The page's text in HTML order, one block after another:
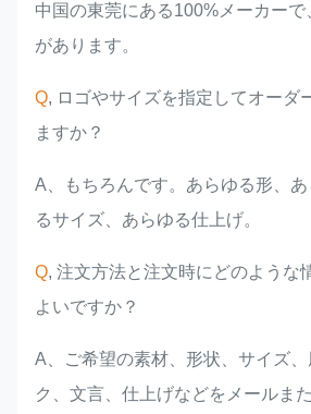
中国の東莞にある100%メーカー
があります。
Q, ロゴやサイズを指定してオーダ
ますか？
A、もちろんです。あらゆる形、
るサイズ、あらゆる仕上げ。
Q, 注文方法と注文時にどのような
よいですか？
A、ご希望の素材、形状、サイズ
ク、文言、仕上げなどをメールま